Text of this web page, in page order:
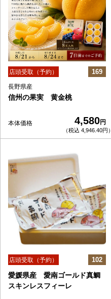
店頭受取（予約） 169
長野県産
信州の果実 黄金桃
本体価格 4,580円
（税込 4,946.40円）
店頭受取（予約） 102
愛媛県産 愛南ゴールド真鯛
スキンレスフィーレ